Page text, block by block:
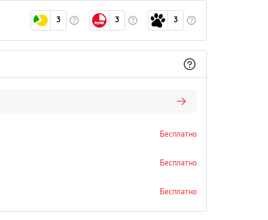
3 3 3
Бесплатно
Бесплатно
Бесплатно